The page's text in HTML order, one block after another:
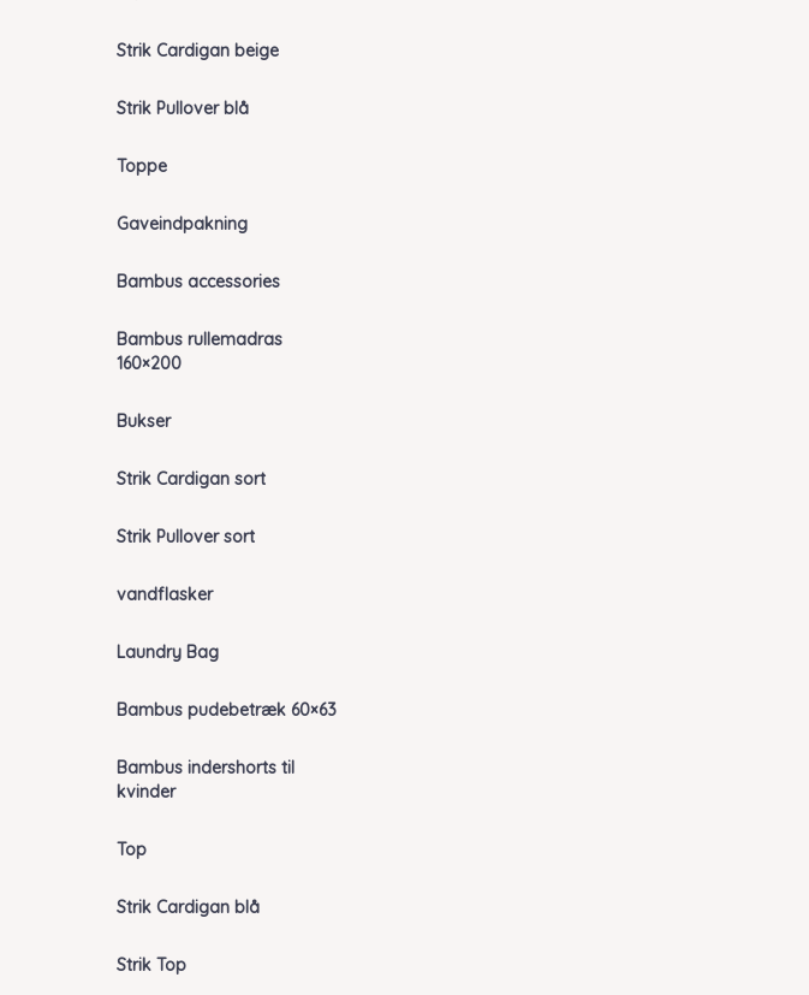
Strik Cardigan beige
Strik Pullover blå
Toppe
Gaveindpakning
Bambus accessories
Bambus rullemadras
160×200
Bukser
Strik Cardigan sort
Strik Pullover sort
vandflasker
Laundry Bag
Bambus pudebetræk 60×63
Bambus indershorts til
kvinder
Top
Strik Cardigan blå
Strik Top